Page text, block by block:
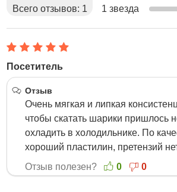
Всего отзывов: 1
1 звезда
Посетитель
Отзыв
Очень мягкая и липкая
чтобы скатать шарики пришлось
охладить в холодильнике. По
хороший пластилин, претензий
Отзыв полезен?
0 0